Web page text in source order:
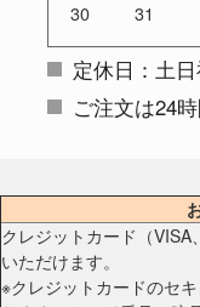
30 31
定休日：土
ご注文は24
クレジットカード（
いただけます。
※クレジットカードのセ